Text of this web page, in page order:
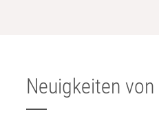
Neuigkeiten